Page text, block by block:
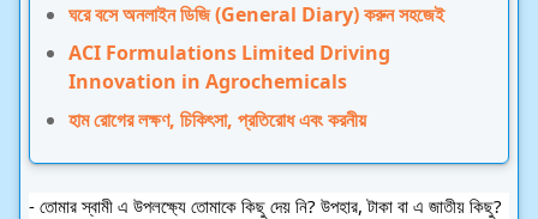
ঘরে বসে অনলাইন ডিজি (General Diary) করুন সহজেই
ACI Formulations Limited Driving
Innovation in Agrochemicals
হাম রোগের লক্ষণ, চিকিৎসা, প্রতিরোধ এবং করনীয়
- তোমার স্বামী এ উপলক্ষ্যে তোমাকে কিছু দেয় নি? উপহার, টাকা বা এ জাতীয় কিছু?